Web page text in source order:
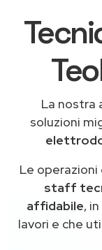
La nostra
soluzioni
Le operazioni
staff
affidabile,
lavori e che